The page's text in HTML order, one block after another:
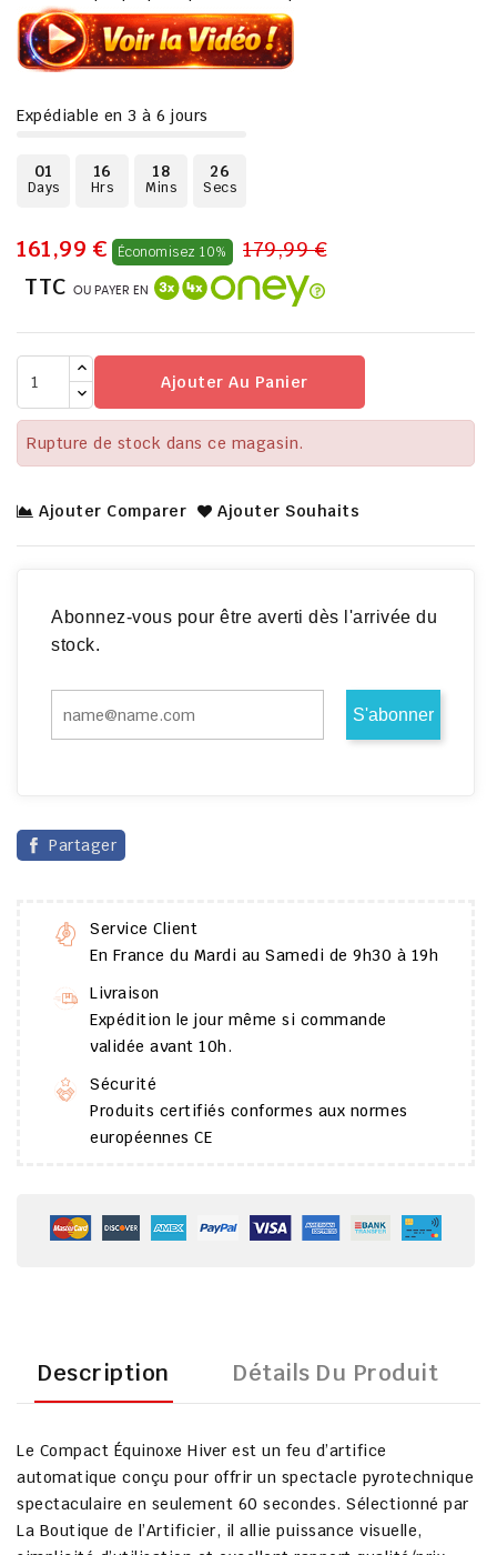
Expédiable en 3 à 6 jours
01
Days
16
Hrs
18
Mins
25
Secs
161,99 € Économisez 10% 179,99 €
TTC OU PAYER EN
Ajouter Au Panier
Rupture de stock dans ce magasin.
Ajouter Comparer Ajouter Souhaits
Abonnez-vous pour être averti dès l'arrivée du
stock.
Partager
Service Client
En France du Mardi au Samedi de 9h30 à 19h
Livraison
Expédition le jour même si commande
validée avant 10h.
Sécurité
Produits certifiés conformes aux normes
européennes CE
Description Détails Du Produit
Le Compact Équinoxe Hiver est un feu d’artifice
automatique conçu pour offrir un spectacle pyrotechnique
spectaculaire en seulement 60 secondes. Sélectionné par
La Boutique de l’Artificier, il allie puissance visuelle,